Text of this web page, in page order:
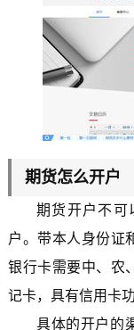
期货怎么开户
期货开户不可
户。带本人身份证
银行卡需要中、农
记卡，具有信用卡
具体的开户的